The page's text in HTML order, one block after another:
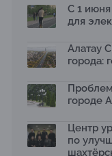
Бауыржана
17.07.2026
рободоставки в
15.07.2026
2026 принимает
13.07.2026
темой новой
13.07.2026
С 1 июня
для
Алатау
города:
городе
Центр
по